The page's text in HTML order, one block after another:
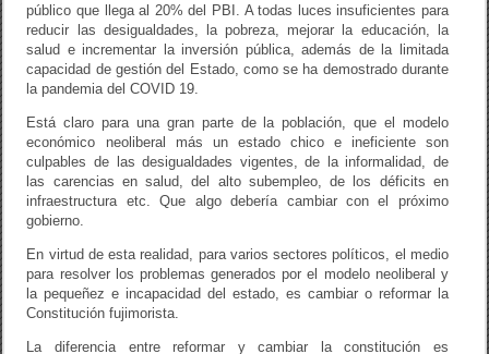
público que llega al 20% del PBI. A todas luces insuficientes para
reducir las desigualdades, la pobreza, mejorar la educación, la
salud e incrementar la inversión pública, además de la limitada
capacidad de gestión del Estado, como se ha demostrado durante
la pandemia del COVID 19.
Está claro para una gran parte de la población, que el modelo
económico neoliberal más un estado chico e ineficiente son
culpables de las desigualdades vigentes, de la informalidad, de
las carencias en salud, del alto subempleo, de los déficits en
infraestructura etc. Que algo debería cambiar con el próximo
gobierno.
En virtud de esta realidad, para varios sectores políticos, el medio
para resolver los problemas generados por el modelo neoliberal y
la pequeñez e incapacidad del estado, es cambiar o reformar la
Constitución fujimorista.
La diferencia entre reformar y cambiar la constitución es